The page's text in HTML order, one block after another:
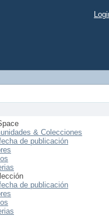
& Colecciones
de publicación
de publicación